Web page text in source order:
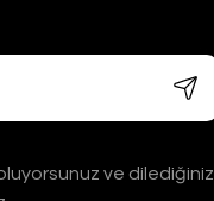
ve dilediğiniz